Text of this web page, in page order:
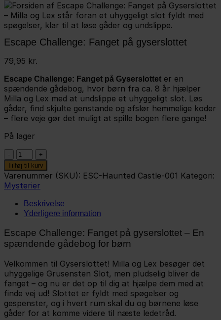
Escape Challenge: Fanget på gyserslottet
79,95 kr.
Escape Challenge: Fanget på Gyserslottet er en
spændende gådebog, hvor børn fra ca. 8 år hjælper
Milla og Lex med at undslippe et uhyggeligt slot. Løs
gåder, find skjulte genstande og afslør hemmelige koder
– flere veje gør det muligt at spille bogen flere gange!
På lager
Escape
Challenge:
Fanget
på
antal
Tilføj til kurv
Varenummer (SKU): ESC-Haunted Castle-001 Kategori:
Mysterier
Beskrivelse
Yderligere information
Escape Challenge: Fanget på gyserslottet – En
spændende gådebog for børn
Velkommen til Gyserslottet! Milla og Lex besøger det
uhyggelige Grusensten Slot, men pludselig bliver de
fanget – og nu er det op til dig at hjælpe dem med at
finde vej ud! Slottet er fyldt med spøgelser og
gespenster, og i hvert rum skal du og børnene løse
gåder for at komme videre til næste ledetråd.